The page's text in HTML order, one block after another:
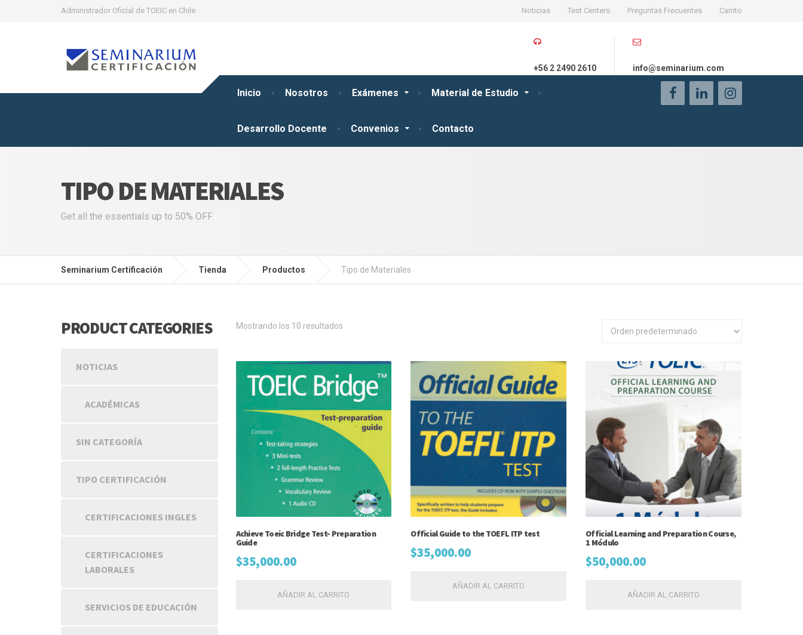
Administrador Oficial de TOEIC en Chile Noticias Test Centers Preguntas Frecuentes Carrito
Inicio Nosotros Exámenes Material de Estudio
Desarrollo Docente Convenios Contacto
+56 2 2490 2610 info@seminarium.com
TIPO DE MATERIALES
Get all the essentials up to 50% OFF
Seminarium Certificación Tienda Productos Tipo de Materiales
Mostrando los 10 resultados
Achieve Toeic Bridge Test- Preparation
Guide
$35,000.00
AÑADIR AL CARRITO
Official Guide to the TOEFL ITP test
$35,000.00
AÑADIR AL CARRITO
Official Learning and Preparation Course,
1 Módulo
$50,000.00
AÑADIR AL CARRITO
PRODUCT CATEGORIES
NOTICIAS
ACADÉMICAS
SIN CATEGORÍA
TIPO CERTIFICACIÓN
CERTIFICACIONES INGLES
CERTIFICACIONES
LABORALES
SERVICIOS DE EDUCACIÓN